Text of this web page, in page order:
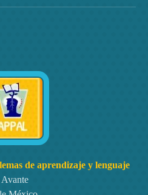
de aprendizaje y lenguaje